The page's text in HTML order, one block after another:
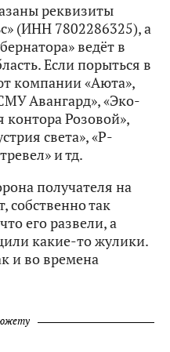
реквизиты
(ИНН 7802286325), а
ведёт в
Если порыться в
компании «Аюта»,
Авангард», «Эко-
контора Розовой»,
света», «Р-
и тд.
получателя на
собственно так
его развели, а
какие-то жулики.
и во времена